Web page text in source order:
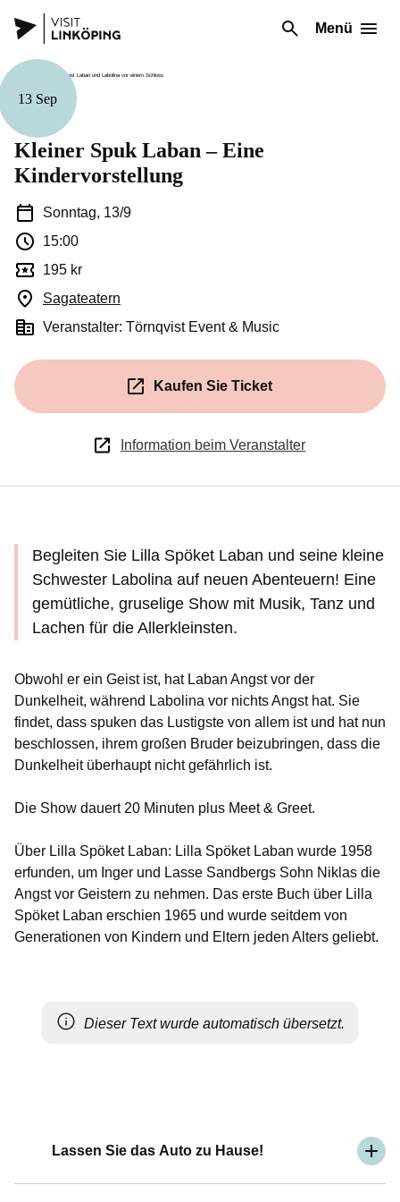
Menü
13 Sep
Kleiner Spuk Laban – Eine
Kindervorstellung
Sonntag, 13/9
15:00
195 kr
Sagateatern
Veranstalter: Törnqvist Event & Music
Kaufen Sie Ticket
(Öffnet in einem neuen
Information beim Veranstalter
Begleiten Sie Lilla Spöket Laban und seine kleine
Schwester Labolina auf neuen Abenteuern! Eine
gemütliche, gruselige Show mit Musik, Tanz und
Lachen für die Allerkleinsten.
Obwohl er ein Geist ist, hat Laban Angst vor der
Dunkelheit, während Labolina vor nichts Angst hat. Sie
findet, dass spuken das Lustigste von allem ist und hat nun
beschlossen, ihrem großen Bruder beizubringen, dass die
Dunkelheit überhaupt nicht gefährlich ist.
Die Show dauert 20 Minuten plus Meet & Greet.
Über Lilla Spöket Laban: Lilla Spöket Laban wurde 1958
erfunden, um Inger und Lasse Sandbergs Sohn Niklas die
Angst vor Geistern zu nehmen. Das erste Buch über Lilla
Spöket Laban erschien 1965 und wurde seitdem von
Generationen von Kindern und Eltern jeden Alters geliebt.
Dieser Text wurde automatisch übersetzt.
Lassen Sie das Auto zu Hause!